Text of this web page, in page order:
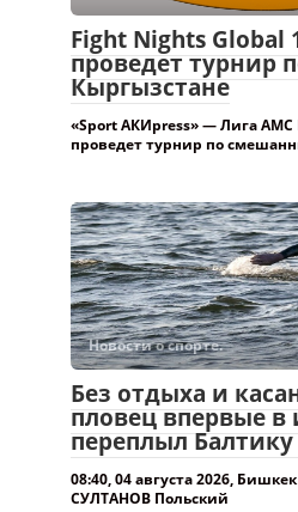
Новости о спорте.
Fight Nights Global
проведет турнир
Кыргызстане
«Sport АКИpress» — Лига AMC
Новости о спорте.
Без отдыха и
пловец впервые в
переплыл
08:40, 04 августа 2026,